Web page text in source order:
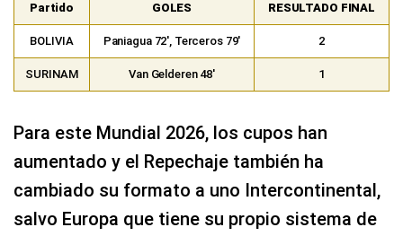
Partido GOLES RESULTADO FINAL
BOLIVIA Paniagua 72′, Terceros 79′ 2
SURINAM Van Gelderen 48′ 1
Para este Mundial 2026, los cupos han
aumentado y el Repechaje también ha
cambiado su formato a uno Intercontinental,
salvo Europa que tiene su propio sistema de